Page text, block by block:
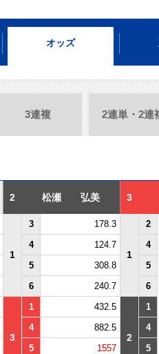
オッズ
3連複 2連単・2連
2 松瀬 弘美 3
1
3 178.3
1
2
4 124.7
4
5 308.8
5
6 240.7 6
3
1 432.5
2
1
4 882.5
4
5 1557
5